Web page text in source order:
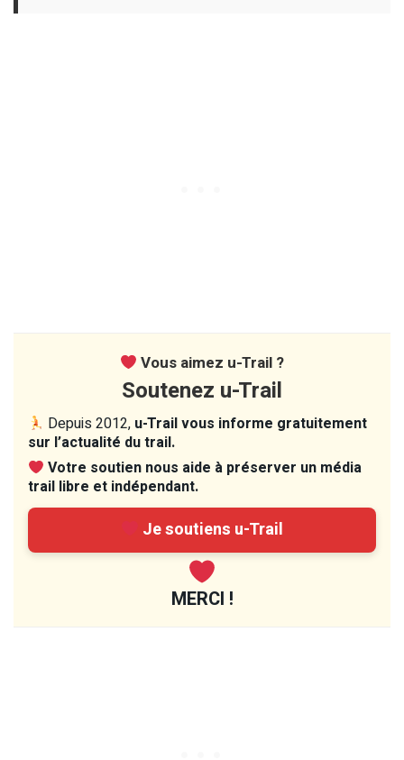
Vous aimez u-Trail ?
Soutenez u-Trail
Depuis 2012, u-Trail vous informe gratuitement
sur l’actualité du trail.
Votre soutien nous aide à préserver un média
trail libre et indépendant.
Je soutiens u-Trail
MERCI !